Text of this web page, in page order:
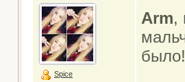
Spice
Arm,